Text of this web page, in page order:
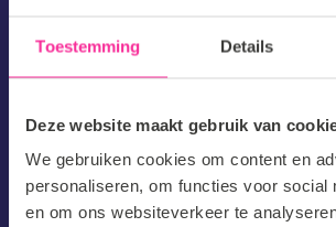
Toestemming Details
Deze website maakt gebruik van
We gebruiken cookies om content en
personaliseren, om functies voor social
en om ons websiteverkeer te
en zal deze nooit delen met 3en